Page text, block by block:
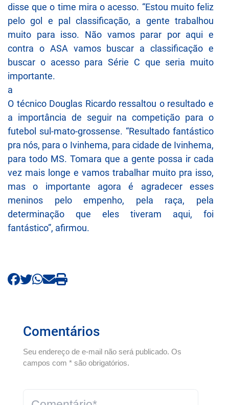
disse que o time mira o acesso. “Estou muito feliz
pelo gol e pal classificação, a gente trabalhou
muito para isso. Não vamos parar por aqui e
contra o ASA vamos buscar a classificação e
buscar o acesso para Série C que seria muito
importante.
a
O técnico Douglas Ricardo ressaltou o resultado e
a importância de seguir na competição para o
futebol sul-mato-grossense. “Resultado fantástico
pra nós, para o Ivinhema, para cidade de Ivinhema,
para todo MS. Tomara que a gente possa ir cada
vez mais longe e vamos trabalhar muito pra isso,
mas o importante agora é agradecer esses
meninos pelo empenho, pela raça, pela
determinação que eles tiveram aqui, foi
fantástico”, afirmou.
Comentários
Seu endereço de e-mail não será publicado. Os
campos com * são obrigatórios.